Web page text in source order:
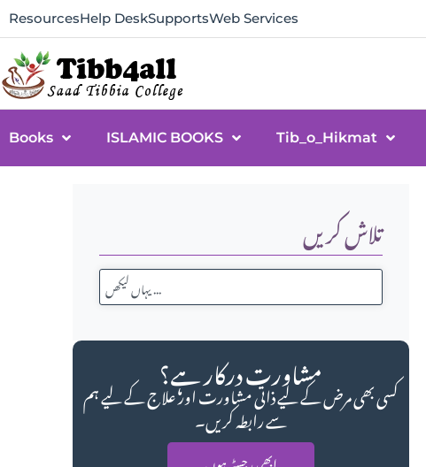
ResourcesHelp DeskSupportsWeb Services
Books ISLAMIC BOOKS Tib_o_Hikmat
تلاش کریں
مشاورت درکار ہے؟
کسی بھی مرض کے لیے ذاتی مشاورت اور علاج کے لیے ہم
سے رابطہ کریں۔